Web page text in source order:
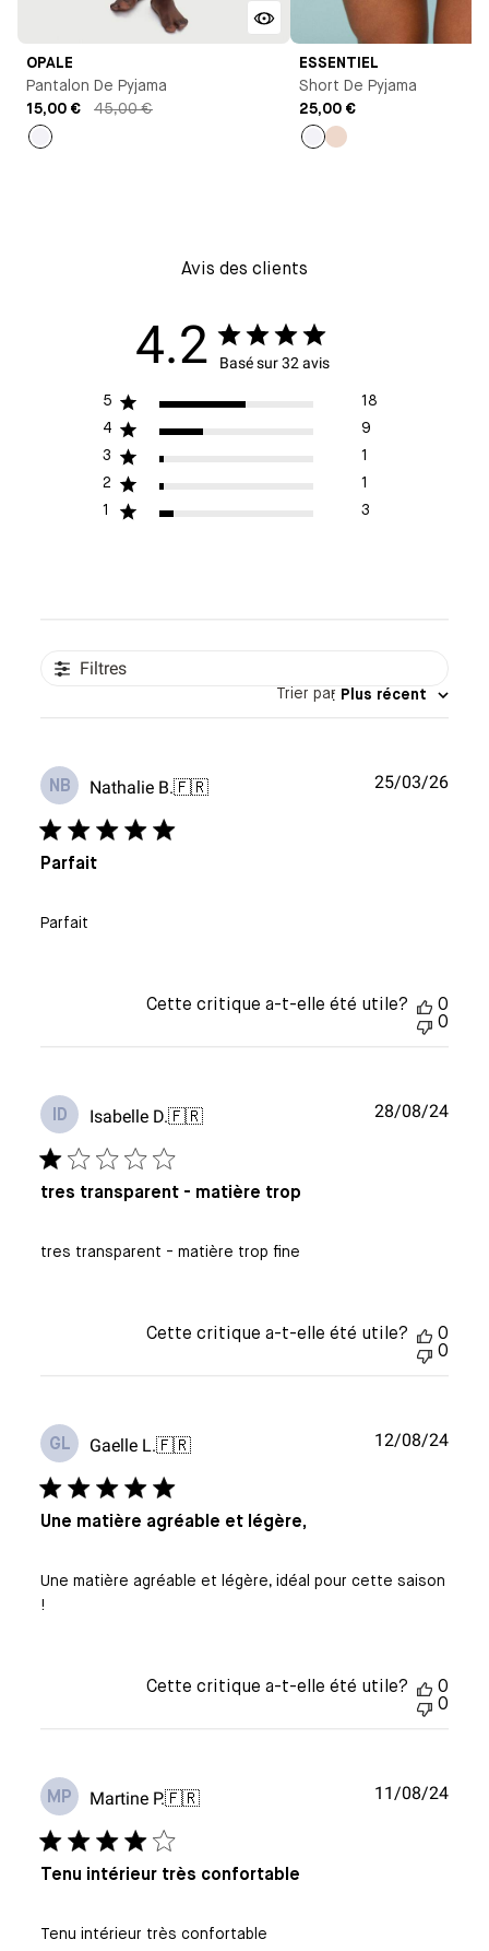
OPALE
Pantalon De Pyjama
15,00 €
45,00 €
ESSENTIEL
Short De Pyjama
25,00 €
Avis des clients
4.2 Basé sur 32 avis
5
18
4
9
3
1
2
1
1
3
Filtres
Trier par: Plus récent
NB Nathalie B.🇫🇷
Parfait
Parfait
Date
25/03/26
Cette critique a-t-elle été utile?
0
0
ID Isabelle D.🇫🇷
tres transparent - matière trop
tres transparent - matière trop fine
Date
28/08/24
Cette critique a-t-elle été utile?
0
0
GL Gaelle L.🇫🇷
Une matière agréable et légère,
Une matière agréable et légère, idéal pour cette saison
!
Date
12/08/24
Cette critique a-t-elle été utile?
0
0
MP Martine P.🇫🇷
Tenu intérieur très confortable
Tenu intérieur très confortable
Date
11/08/24